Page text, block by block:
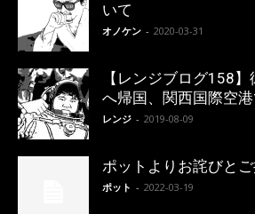
いて
オノケン - 2020-03-31
【レンジブログ158
へ帰国、関西国際空港
レンジ - 2019-08-09
ポットよりお詫びと
ポット - 2022-03-19